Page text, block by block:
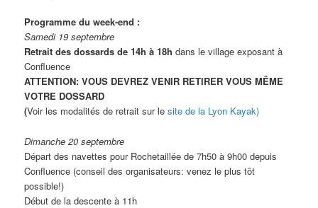
Programme du week-end :
Samedi 19 septembre
Retrait des dossards de 14h à 18h dans le village exposant à
Confluence
ATTENTION: VOUS DEVREZ VENIR RETIRER VOUS MÊME
VOTRE DOSSARD
(Voir les modalités de retrait sur lesite de la Lyon Kayak)
Dimanche 20 septembre
Départ des navettes pour Rochetaillée de 7h50 à 9h00 depuis
Confluence (conseil des organisateurs: venez le plus tôt
possible!)
Début de la descente à 11h